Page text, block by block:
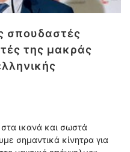
σπουδαστές
της μακράς
ικανά και σωστά
σημαντικά κίνητρα για